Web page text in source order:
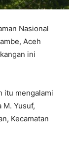
Nasional
Aceh
ini
itu mengalami
M. Yusuf,
Kecamatan